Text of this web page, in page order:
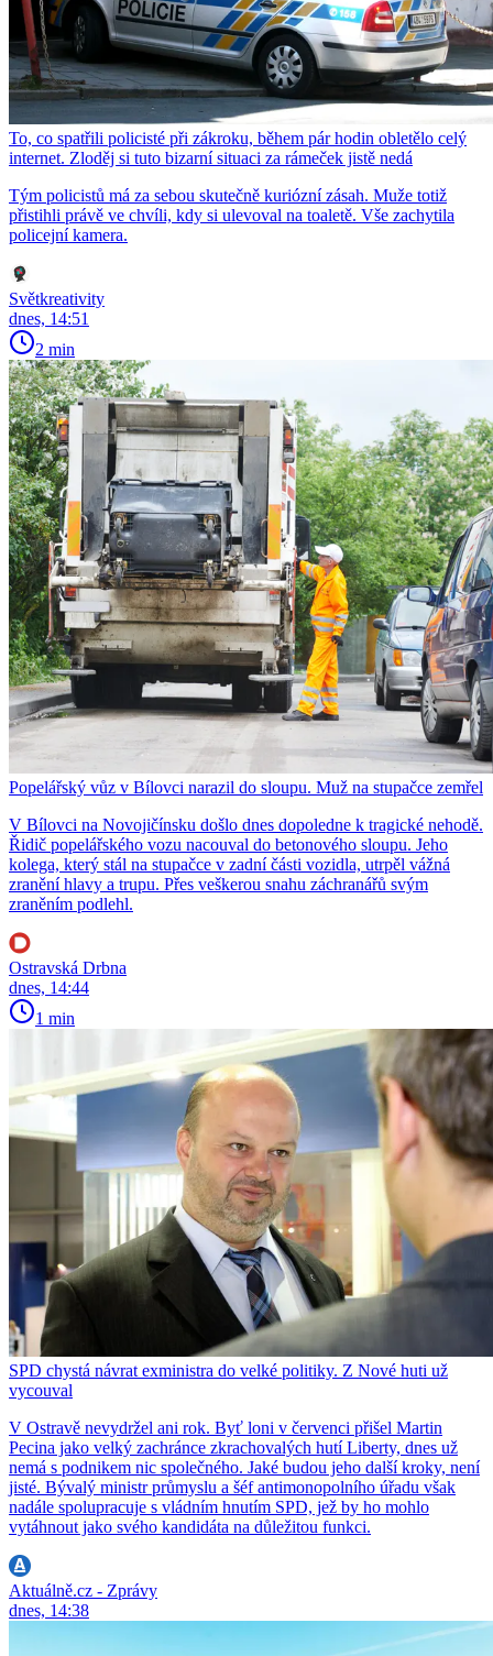
To, co spatřili policisté při zákroku, během pár hodin obletělo celý
internet. Zloděj si tuto bizarní situaci za rámeček jistě nedá
Tým policistů má za sebou skutečně kuriózní zásah. Muže totiž
přistihli právě ve chvíli, kdy si ulevoval na toaletě. Vše zachytila
policejní kamera.
Světkreativity
dnes, 14:51
2 min
Popelářský vůz v Bílovci narazil do sloupu. Muž na stupačce zemřel
V Bílovci na Novojičínsku došlo dnes dopoledne k tragické nehodě.
Řidič popelářského vozu nacouval do betonového sloupu. Jeho
kolega, který stál na stupačce v zadní části vozidla, utrpěl vážná
zranění hlavy a trupu. Přes veškerou snahu záchranářů svým
zraněním podlehl.
Ostravská Drbna
dnes, 14:44
1 min
SPD chystá návrat exministra do velké politiky. Z Nové huti už
vycouval
V Ostravě nevydržel ani rok. Byť loni v červenci přišel Martin
Pecina jako velký zachránce zkrachovalých hutí Liberty, dnes už
nemá s podnikem nic společného. Jaké budou jeho další kroky, není
jisté. Bývalý ministr průmyslu a šéf antimonopolního úřadu však
nadále spolupracuje s vládním hnutím SPD, jež by ho mohlo
vytáhnout jako svého kandidáta na důležitou funkci.
Aktuálně.cz - Zprávy
dnes, 14:38